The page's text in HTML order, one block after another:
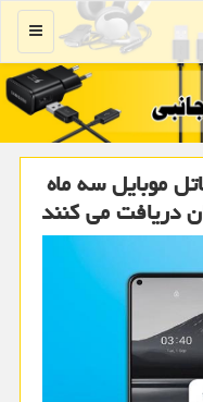
منو
موبایل سه ماه
دریافت می كنند